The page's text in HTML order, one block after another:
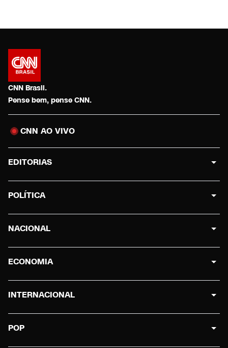
CNN Brasil.
Pense bem, pense CNN.
CNN AO VIVO
EDITORIAS
POLÍTICA
NACIONAL
ECONOMIA
INTERNACIONAL
POP